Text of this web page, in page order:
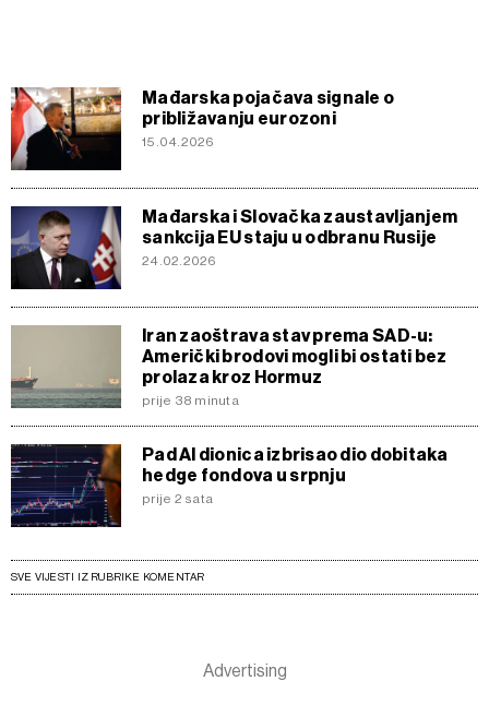
Mađarska pojačava signale o
približavanju eurozoni
15.04.2026
Mađarska i Slovačka zaustavljanjem
sankcija EU staju u odbranu Rusije
24.02.2026
Iran zaoštrava stav prema SAD-u:
Američki brodovi mogli bi ostati bez
prolaza kroz Hormuz
prije 38 minuta
Pad AI dionica izbrisao dio dobitaka
hedge fondova u srpnju
prije 2 sata
SVE VIJESTI IZ RUBRIKE KOMENTAR